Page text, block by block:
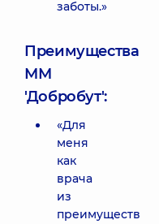
заботы.»
Преимущества
ММ
'Добробут':
«Для
меня
как
врача
из
преимуществ